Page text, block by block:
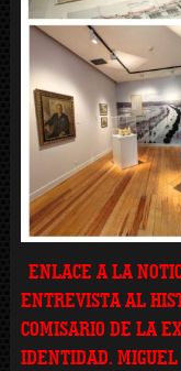
ENLACE A LA
ENTREVISTA AL
COMISARIO DE LA
IDENTIDAD.